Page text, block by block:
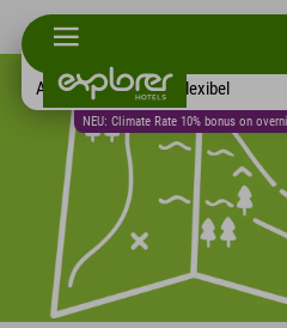
NEU: Climate Rate 10% bonus on
Alle Hotels Flexibel